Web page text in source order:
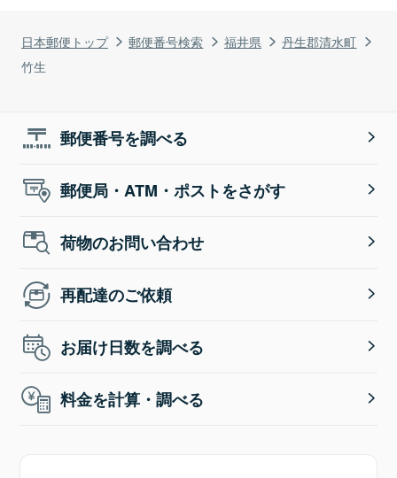
日本郵便トップ 郵便番号検索 福井県
丹生郡清水町
竹生
郵便番号を調べる
郵便局・ATM・ポストをさがす
荷物のお問い合わせ
再配達のご依頼
お届け日数を調べる
料金を計算・調べる